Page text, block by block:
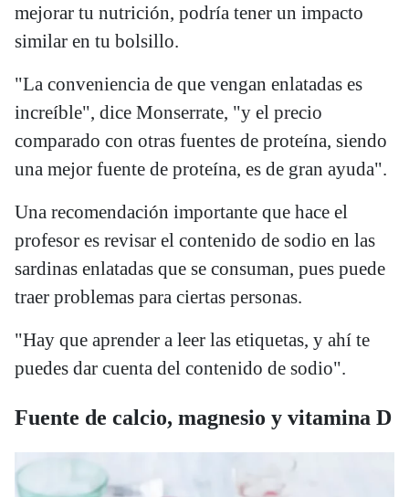
mejorar tu nutrición, podría tener un impacto
similar en tu bolsillo.
"La conveniencia de que vengan enlatadas es
increíble", dice Monserrate, "y el precio
comparado con otras fuentes de proteína, siendo
una mejor fuente de proteína, es de gran ayuda".
Una recomendación importante que hace el
profesor es revisar el contenido de sodio en las
sardinas enlatadas que se consuman, pues puede
traer problemas para ciertas personas.
"Hay que aprender a leer las etiquetas, y ahí te
puedes dar cuenta del contenido de sodio".
Fuente de calcio, magnesio y vitamina D